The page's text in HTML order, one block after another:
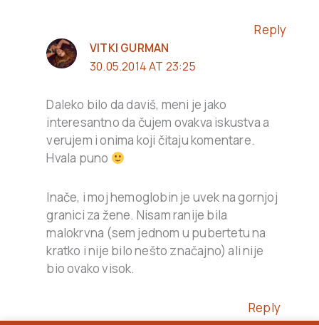
Reply
VITKI GURMAN
30.05.2014 AT 23:25
Daleko bilo da daviš, meni je jako
interesantno da čujem ovakva iskustva a
verujem i onima koji čitaju komentare.
Hvala puno
Inače, i moj hemoglobin je uvek na gornjoj
granici za žene. Nisam ranije bila
malokrvna (sem jednom u pubertetu na
kratko i nije bilo nešto značajno) ali nije
bio ovako visok.
Reply